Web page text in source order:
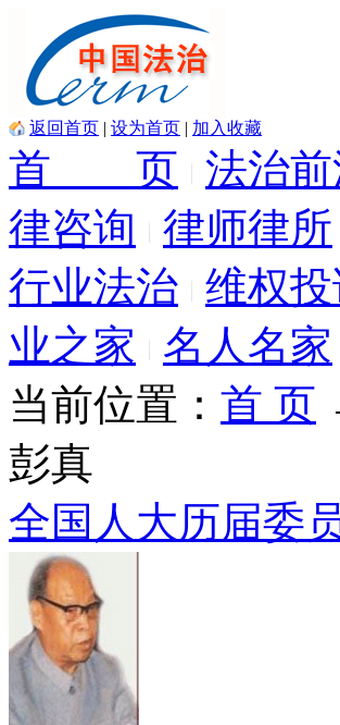
返回首页 | 设为首页 | 加入收藏
首 页 法治
律咨询
律师律所
行业法治 维权
业之家
名人名家
当前位置： 首 页
彭真
全国人大历届委